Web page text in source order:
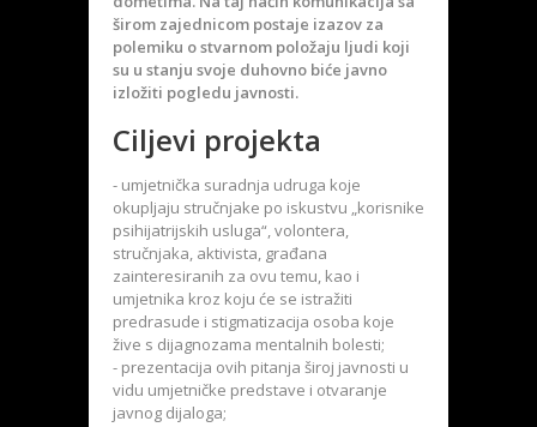
širom zajednicom postaje izazov za
polemiku o stvarnom položaju ljudi koji
su u stanju svoje duhovno biće javno
izložiti pogledu javnosti.
Ciljevi projekta
- umjetnička suradnja udruga koje
okupljaju stručnjake po iskustvu „korisnike
psihijatrijskih usluga“, volontera,
stručnjaka, aktivista, građana
zainteresiranih za ovu temu, kao i
umjetnika kroz koju će se istražiti
predrasude i stigmatizacija osoba koje
žive s dijagnozama mentalnih bolesti;
- prezentacija ovih pitanja široj javnosti u
vidu umjetničke predstave i otvaranje
javnog dijaloga;